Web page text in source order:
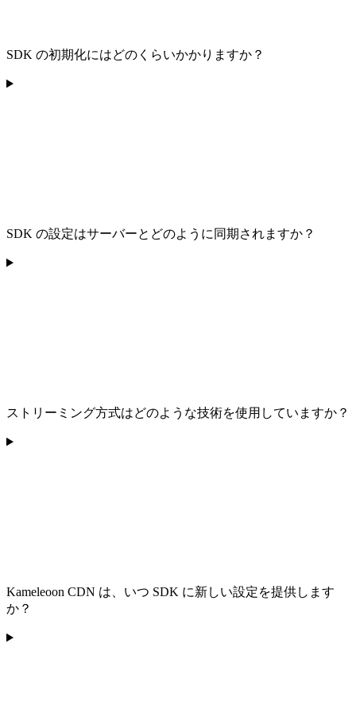
SDK の初期化にはどのくらいかかりますか？
SDK の設定はサーバーとどのように同期されますか？
ストリーミング方式はどのような技術を使用していますか？
Kameleoon CDN は、いつ SDK に新しい設定を提供します
か？